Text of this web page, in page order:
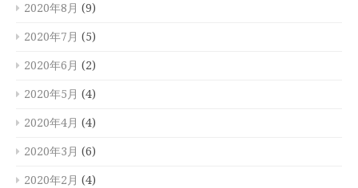
2020年8月 (9)
2020年7月 (5)
2020年6月 (2)
2020年5月 (4)
2020年4月 (4)
2020年3月 (6)
2020年2月 (4)